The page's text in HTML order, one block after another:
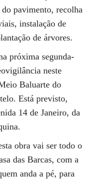
pavimento, recolha
instalação de
de árvores.
próxima segunda-
neste
Baluarte do
Está previsto,
14 de Janeiro, da
obra vai ser todo o
das Barcas, com a
anda a pé, para